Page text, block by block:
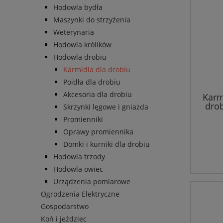
Hodowla bydła
Maszynki do strzyżenia
Weterynaria
Hodowla królików
Hodowla drobiu
Karmidła dla drobiu
Poidła dla drobiu
Akcesoria dla drobiu
Skrzynki lęgowe i gniazda
Promienniki
Oprawy promiennika
Domki i kurniki dla drobiu
Hodowla trzody
Hodowla owiec
Urządzenia pomiarowe
Ogrodzenia Elektryczne
Gospodarstwo
Koń i jeździec